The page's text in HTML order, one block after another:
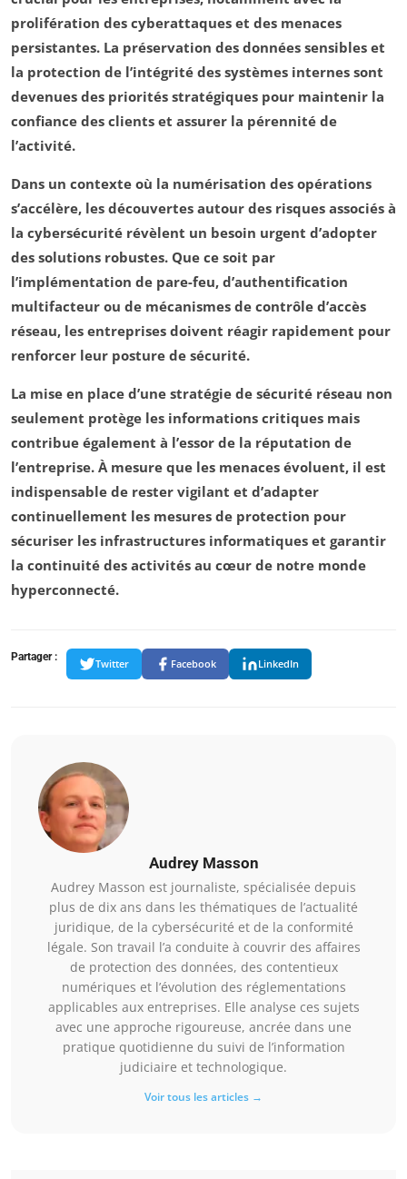
prolifération des cyberattaques et des menaces
persistantes. La préservation des données sensibles et
la protection de l’intégrité des systèmes internes sont
devenues des priorités stratégiques pour maintenir la
confiance des clients et assurer la pérennité de
l’activité.
Dans un contexte où la numérisation des opérations
s’accélère, les découvertes autour des risques associés à
la cybersécurité révèlent un besoin urgent d’adopter
des solutions robustes. Que ce soit par
l’implémentation de pare-feu, d’authentification
multifacteur ou de mécanismes de contrôle d’accès
réseau, les entreprises doivent réagir rapidement pour
renforcer leur posture de sécurité.
La mise en place d’une stratégie de sécurité réseau non
seulement protège les informations critiques mais
contribue également à l’essor de la réputation de
l’entreprise. À mesure que les menaces évoluent, il est
indispensable de rester vigilant et d’adapter
continuellement les mesures de protection pour
sécuriser les infrastructures informatiques et garantir
la continuité des activités au cœur de notre monde
hyperconnecté.
Partager :
Twitter Facebook LinkedIn
Audrey Masson
Audrey Masson est journaliste, spécialisée depuis
plus de dix ans dans les thématiques de l’actualité
juridique, de la cybersécurité et de la conformité
légale. Son travail l’a conduite à couvrir des affaires
de protection des données, des contentieux
numériques et l’évolution des réglementations
applicables aux entreprises. Elle analyse ces sujets
avec une approche rigoureuse, ancrée dans une
pratique quotidienne du suivi de l’information
judiciaire et technologique.
Voir tous les articles →